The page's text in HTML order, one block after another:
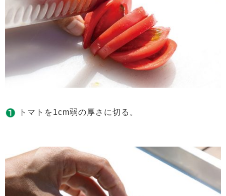
トマトを1cm弱の厚さに切る。